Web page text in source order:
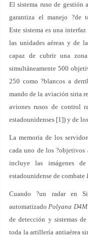
El sistema ruso de gestión
garantiza el manejo ?de
Este sistema es una
las unidades aéreas y de
capaz de cubrir una
simultáneamente 500
250 como ?blancos a
mando de la aviación siria
aviones rusos de control
estadounidenses [1]) y de
La memoria de los
cada uno de los ?objetivos
incluye las imágenes
estadounidense de combate
Cuando ?un radar en
automatizadoPolyana
de detección y sistemas
toda la artillería antiaérea